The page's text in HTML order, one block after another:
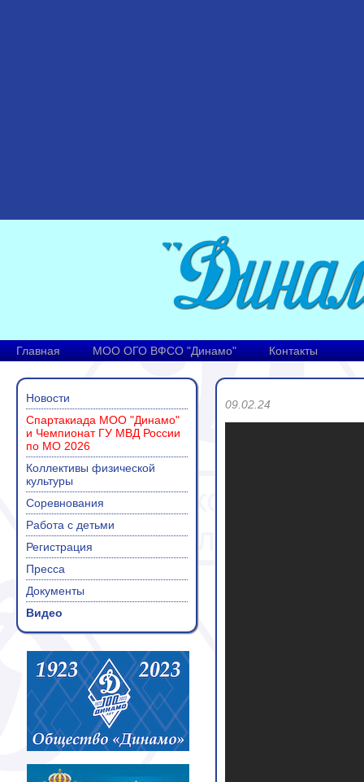
Главная МОО ОГО ВФСО "Динамо" Контакты
Новости
Спартакиада МОО "Динамо"
и Чемпионат ГУ МВД России
по МО 2026
Коллективы физической
культуры
Соревнования
Работа с детьми
Регистрация
Пресса
Документы
Видео
09.02.24